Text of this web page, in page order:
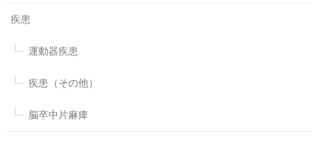
疾患
運動器疾患
疾患（その他）
脳卒中片麻痺